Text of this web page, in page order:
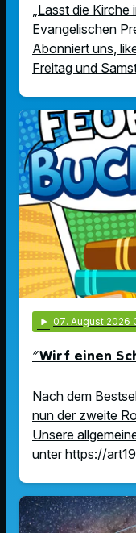
„Lasst die
Evangelischen
Abonniert uns,
Freitag und
play_arrow 07. August 2026
"Wirf einen
Nach dem
nun der zweite
Unsere
unter https://